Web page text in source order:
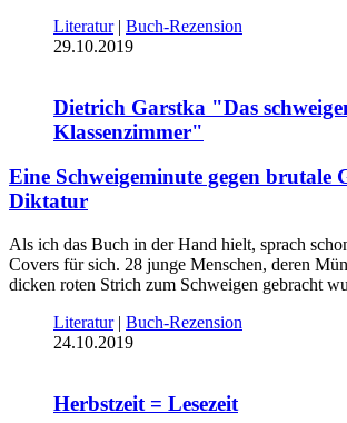
Literatur| Buch-Rezension
29.10.2019
Dietrich Garstka "Das
Klassenzimmer"
Eine Schweigeminute gegen brutale
Diktatur
Als ich das Buch in der Hand hielt, sprach
Covers für sich. 28 junge Menschen, deren
dicken roten Strich zum Schweigen gebracht
Literatur| Buch-Rezension
24.10.2019
Herbstzeit = Lesezeit